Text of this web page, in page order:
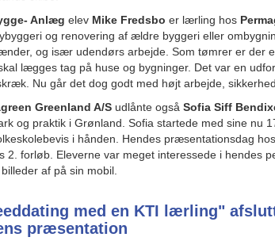
Anlæg elev Mike Fredsbo er lærling hos
og renovering af ældre byggeri eller
og især udendørs arbejde. Som tømrer er der
lægges tag på huse og bygninger. Det var en
Nu går det dog godt med højt arbejde,
Greenland A/Sudlånte også Sofia Siff
og praktik i Grønland. Sofia startede med sine nu
i hånden. Hendes præsentationsdag
2. forløb. Eleverne var meget interessede i hendes
af på sin mobil.
med en KTI lærling"
præsentation